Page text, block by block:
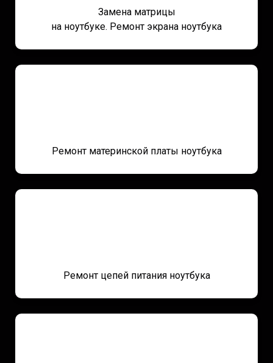
Замена матрицы
на ноутбуке. Ремонт экрана ноутбука
Ремонт материнской платы ноутбука
Ремонт цепей питания ноутбука